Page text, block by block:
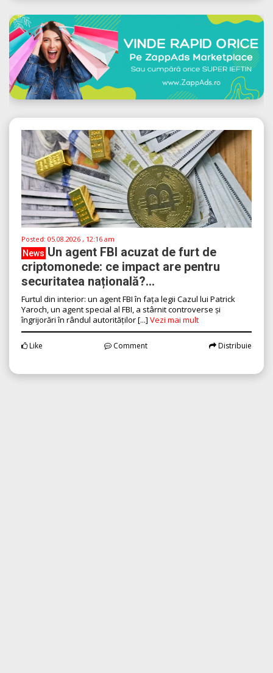
Posted: 05.08.2026 , 12:16 am
News Un agent FBI acuzat de furt de
criptomonede: ce impact are pentru
securitatea națională?...
Furtul din interior: un agent FBI în fața legii Cazul lui Patrick
Yaroch, un agent special al FBI, a stârnit controverse și
îngrijorări în rândul autorităților [...] Vezi mai mult
Like Comment Distribuie